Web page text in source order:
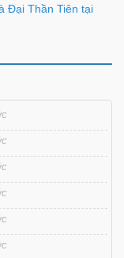
Đại Thần Tiên tại